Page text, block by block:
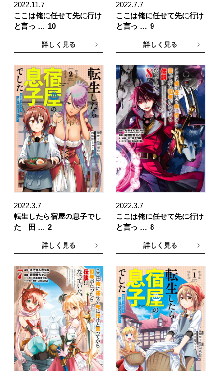
2022.11.7
ここは俺に任せて先に行け
と言っ … 10
詳しく見る
2022.7.7
ここは俺に任せて先に行け
と言っ … 9
詳しく見る
2022.3.7
転生したら宿屋の息子でし
た 田 … 2
詳しく見る
2022.3.7
ここは俺に任せて先に行け
と言っ … 8
詳しく見る